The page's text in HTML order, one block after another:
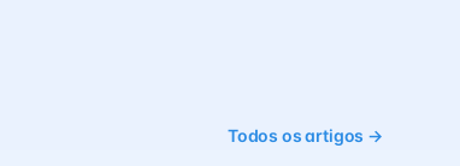
Todos os artigos →